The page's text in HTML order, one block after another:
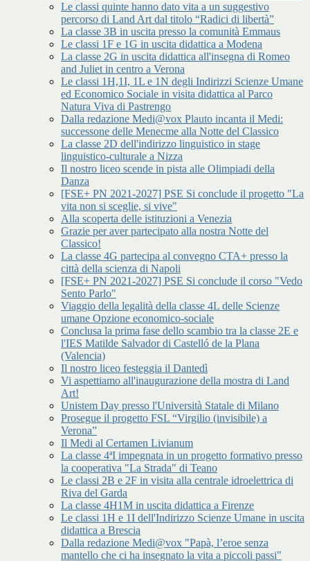
Le classi quinte hanno dato vita a un suggestivo
percorso di Land Art dal titolo “Radici di libertà”
La classe 3B in uscita presso la comunità Emmaus
Le classi 1F e 1G in uscita didattica a Modena
La classe 2G in uscita didattica all'insegna di Romeo
and Juliet in centro a Verona
Le classi 1H,1I, 1L e 1N degli Indirizzi Scienze Umane
ed Economico Sociale in visita didattica al Parco
Natura Viva di Pastrengo
Dalla redazione Medi@vox Plauto incanta il Medi:
successone delle Menecme alla Notte del Classico
La classe 2D dell'indirizzo linguistico in stage
linguistico-culturale a Nizza
Il nostro liceo scende in pista alle Olimpiadi della
Danza
[FSE+ PN 2021-2027] PSE Si conclude il progetto "La
vita non si sceglie, si vive"
Alla scoperta delle istituzioni a Venezia
Grazie per aver partecipato alla nostra Notte del
Classico!
La classe 4G partecipa al convegno CTA+ presso la
città della scienza di Napoli
[FSE+ PN 2021-2027] PSE Si conclude il corso "Vedo
Sento Parlo"
Viaggio della legalità della classe 4L delle Scienze
umane Opzione economico-sociale
Conclusa la prima fase dello scambio tra la classe 2E e
l'IES Matilde Salvador di Castelló de la Plana
(Valencia)
Il nostro liceo festeggia il Dantedì
Vi aspettiamo all'inaugurazione della mostra di Land
Art!
Unistem Day presso l'Università Statale di Milano
Prosegue il progetto FSL “Virgilio (invisibile) a
Verona”
Il Medi al Certamen Livianum
La classe 4ªI impegnata in un progetto formativo presso
la cooperativa "La Strada" di Teano
Le classi 2B e 2F in visita alla centrale idroelettrica di
Riva del Garda
La classe 4H1M in uscita didattica a Firenze
Le classi 1H e 1I dell'Indirizzo Scienze Umane in uscita
didattica a Brescia
Dalla redazione Medi@vox "Papà, l’eroe senza
mantello che ci ha insegnato la vita a piccoli passi"